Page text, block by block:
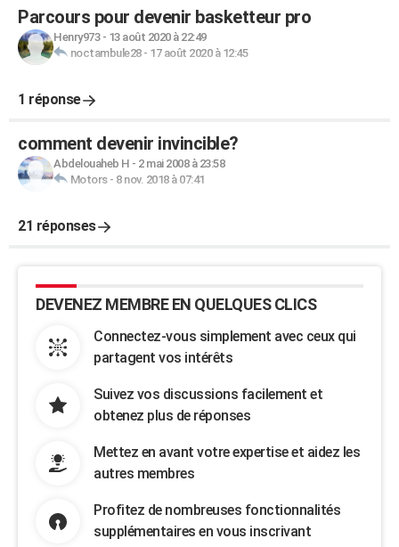
Parcours pour devenir basketteur pro
Henry973- 13 août 2020 à 22:49
noctambule28- 17 août 2020 à 12:45
1 réponse
comment devenir invincible?
Abdelouaheb H - 2 mai 2008 à 23:58
Motors- 8 nov. 2018 à 07:41
21 réponses
DEVENEZ MEMBRE EN QUELQUES CLICS
Connectez-vous simplement avec ceux qui
partagent vos intérêts
Suivez vos discussions facilement et
obtenez plus de réponses
Mettez en avant votre expertise et aidez les
autres membres
Profitez de nombreuses fonctionnalités
supplémentaires en vous inscrivant